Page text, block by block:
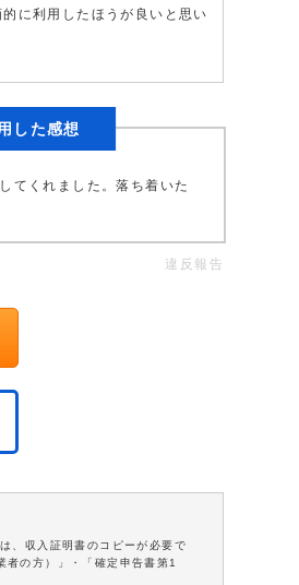
に利用したほうが良いと思い
した感想
てくれました。落ち着いた
違反報告
、収入証明書のコピーが必要で
の方）」・「確定申告書第1